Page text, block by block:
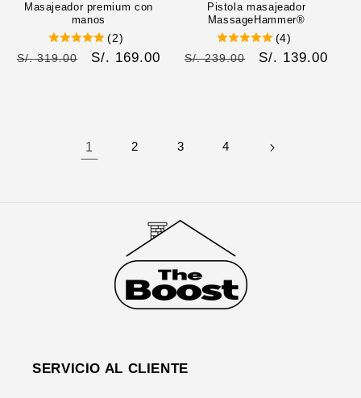
Masajeador premium con
manos
(2)
Precio
S/. 319.00
Precio
S/. 169.00
Pistola masajeador
MassageHammer®
(4)
Precio
S/. 239.00
Precio
S/. 139.00
1 2 3 4
SERVICIO AL CLIENTE